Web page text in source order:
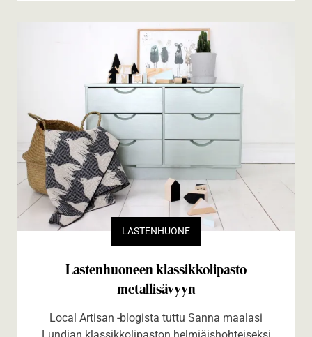
Lastenhuoneen klassikkolipasto
metallisävyyn
LASTENHUONE
Local Artisan -blogista tuttu Sanna maalasi